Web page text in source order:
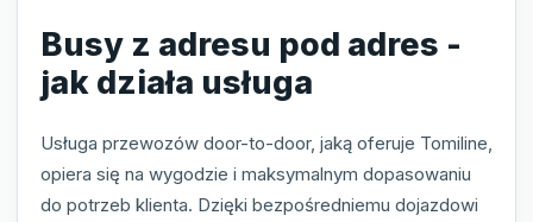
Busy z adresu pod adres -
jak działa usługa
Usługa przewozów door-to-door, jaką oferuje Tomiline,
opiera się na wygodzie i maksymalnym dopasowaniu
do potrzeb klienta. Dzięki bezpośredniemu dojazdowi